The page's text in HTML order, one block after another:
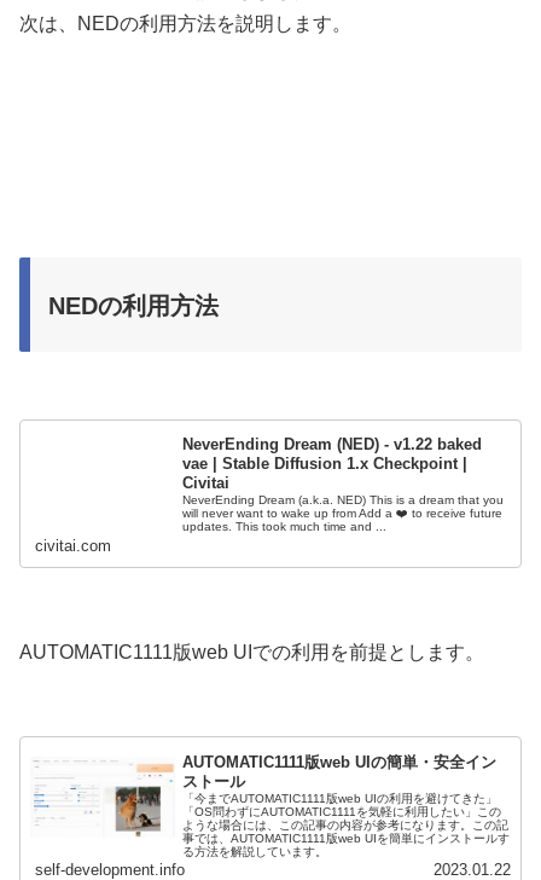
次は、NEDの利用方法を説明します。
NEDの利用方法
NeverEnding Dream (NED) - v1.22 baked
vae | Stable Diffusion 1.x Checkpoint |
Civitai
NeverEnding Dream (a.k.a. NED) This is a dream that you
will never want to wake up from Add a ❤️ to receive future
updates. This took much time and ...
civitai.com
AUTOMATIC1111版web UIでの利用を前提とします。
AUTOMATIC1111版web UIの簡単・安全イン
ストール
「今までAUTOMATIC1111版web UIの利用を避けてきた」
「OS問わずにAUTOMATIC1111を気軽に利用したい」この
ような場合には、この記事の内容が参考になります。この記
事では、AUTOMATIC1111版web UIを簡単にインストールす
る方法を解説しています。
self-development.info 2023.01.22